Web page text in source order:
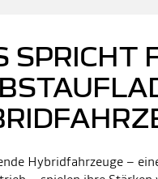
SPRICHT
Hybridfahrzeuge –